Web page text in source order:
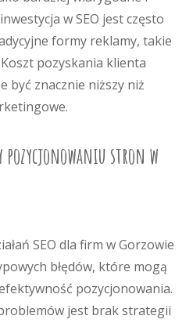
w SEO jest często
formy reklamy, takie
pozyskania klienta
być znacznie niższy niż
pozycjonowaniu stron w
SEO dla firm w Gorzowie
błędów, które mogą
pozycjonowania.
jest brak strategii